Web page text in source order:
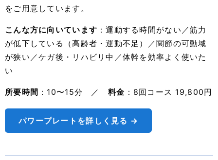
をご用意しています。
こんな方に向いています ：運動する時間がない／筋力
が低下している（高齢者・運動不足）／関節の可動域
が狭い／ケガ後・リハビリ中／体幹を効率よく使いた
い
所要時間 ：10〜15分 ／ 料金 ：8回コース 19,800円
パワープレートを詳しく見る →